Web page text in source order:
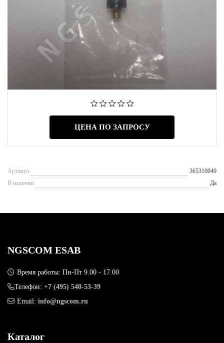
ЦЕНА ПО ЗАПРОСУ
Артикул
365310049
В наличии
Да
NGSCOM ESAB
Время работы: Пн-Пт 9.00 - 17.00
Телефон: +7 (495) 540-53-39
Email: info@ngscom.ru
Каталог